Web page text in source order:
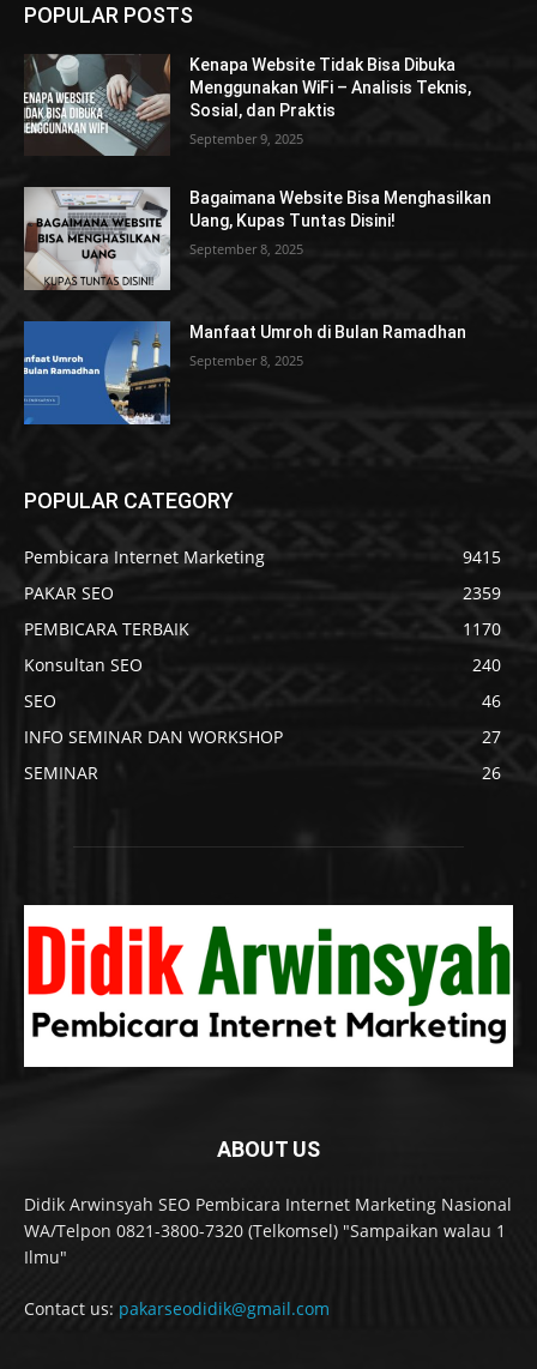
POPULAR POSTS
Kenapa Website Tidak Bisa Dibuka
Menggunakan WiFi – Analisis Teknis,
Sosial, dan Praktis
September 9, 2025
Bagaimana Website Bisa Menghasilkan
Uang, Kupas Tuntas Disini!
September 8, 2025
Manfaat Umroh di Bulan Ramadhan
September 8, 2025
POPULAR CATEGORY
Pembicara Internet Marketing
9415
PAKAR SEO
2359
PEMBICARA TERBAIK
1170
Konsultan SEO
240
SEO
46
INFO SEMINAR DAN WORKSHOP
27
SEMINAR
26
ABOUT US
Didik Arwinsyah SEO Pembicara Internet Marketing Nasional
WA/Telpon 0821-3800-7320 (Telkomsel) "Sampaikan walau 1
Ilmu"
Contact us: pakarseodidik@gmail.com